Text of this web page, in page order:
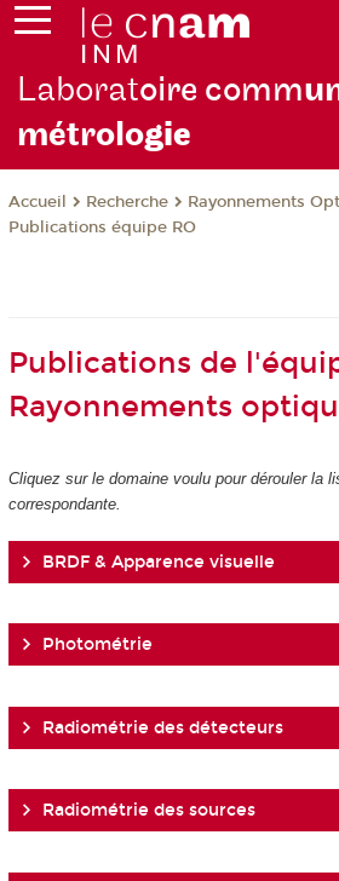
Laboratoire comm
métrologie
Accueil Recherche
Rayonnements
Publications équipe RO
Publications de
Rayonnements
Cliquez sur le domaine voulu pour dérouler la
correspondante.
BRDF & Apparence visuelle
Photométrie
Radiométrie des détecteurs
Radiométrie des sources